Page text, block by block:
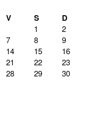
V S D
1
2
7 8
9
14 15
16
21 22
23
28 29
30